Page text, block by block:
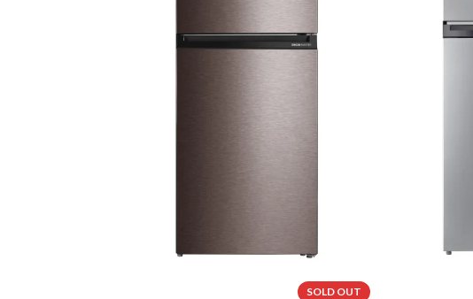
SOLD OUT